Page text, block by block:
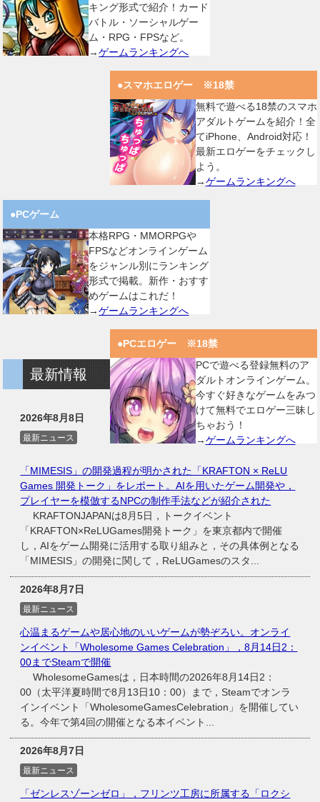
キング形式で紹介！カード
バトル・ソーシャルゲー
ム・RPG・FPSなど。
→ゲームランキングへ
●スマホエロゲー ※18禁
無料で遊べる18禁のスマホ
アダルトゲームを紹介！全
てiPhone、Android対応！
最新エロゲーをチェックし
よう。
→ゲームランキングへ
●PCゲーム
本格RPG・MMORPGや
FPSなどオンラインゲーム
をジャンル別にランキング
形式で掲載。新作・おすす
めゲームはこれだ！
→ゲームランキングへ
●PCエロゲー ※18禁
PCで遊べる登録無料のア
ダルトオンラインゲーム。
今すぐ好きなゲームをみつ
けて無料でエロゲー三昧し
ちゃおう！
→ゲームランキングへ
最新情報
2026年8月8日
最新ニュース
「MIMESIS」の開発過程が明かされた「KRAFTON × ReLU
Games 開発トーク」をレポート。AIを用いたゲーム開発や，
プレイヤーを模倣するNPCの制作手法などが紹介された
KRAFTONJAPANは8月5日，トークイベント
「KRAFTON×ReLUGames開発トーク」を東京都内で開催
し，AIをゲーム開発に活用する取り組みと，その具体例となる
「MIMESIS」の開発に関して，ReLUGamesのスタ...
2026年8月7日
最新ニュース
心温まるゲームや居心地のいいゲームが勢ぞろい。オンライ
ンイベント「Wholesome Games Celebration」，8月14日2：
00までSteamで開催
WholesomeGamesは，日本時間の2026年8月14日2：
00（太平洋夏時間で8月13日10：00）まで，Steamでオンラ
インイベント「WholesomeGamesCelebration」を開催してい
る。今年で第4回の開催となる本イベント...
2026年8月7日
最新ニュース
「ゼンレスゾーンゼロ」，フリンツ工房に所属する「ロクシ